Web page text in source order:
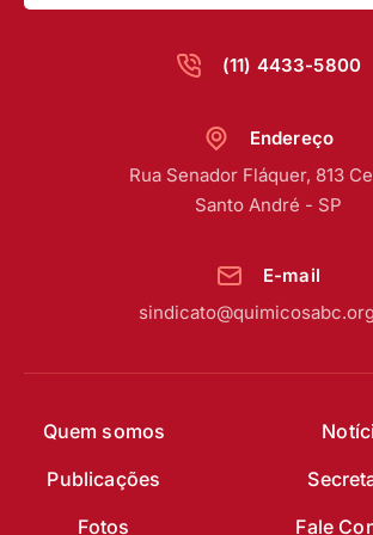
(11) 4433-5800
Quem somos
Publicações
Fotos
Fale
Endereço
Rua Senador Fláquer, 813
Santo André - SP
E-mail